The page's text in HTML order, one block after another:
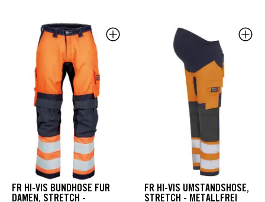
FR HI-VIS BUNDHOSE FÜR
DAMEN, STRETCH -
FR HI-VIS UMSTANDSHOSE,
STRETCH - METALLFREI